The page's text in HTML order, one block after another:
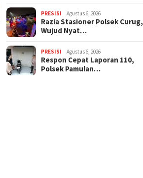
PRESISI Agustus 6, 2026
Razia Stasioner Polsek Curug,
Wujud Nyat…
PRESISI Agustus 6, 2026
Respon Cepat Laporan 110,
Polsek Pamulan…